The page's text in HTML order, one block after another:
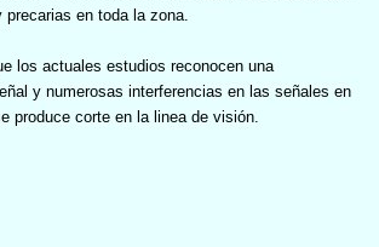
en toda la zona.
los actuales estudios reconocen una
y numerosas interferencias en las señales en
produce corte en la linea de visión.